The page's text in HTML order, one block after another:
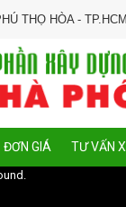
THỌ HÒA -
ĐƠN GIÁ TƯ VẤN